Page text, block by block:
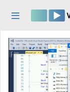
Home
Log In
Discovery